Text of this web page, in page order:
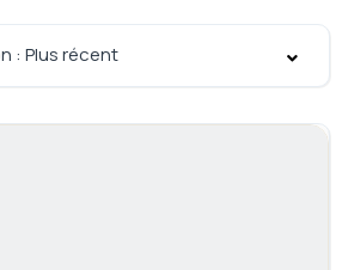
: Plus récent